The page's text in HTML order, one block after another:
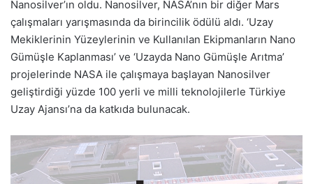
Nanosilver’ın oldu. Nanosilver, NASA’nın bir diğer Mars
çalışmaları yarışmasında da birincilik ödülü aldı. ‘Uzay
Mekiklerinin Yüzeylerinin ve Kullanılan Ekipmanların Nano
Gümüşle Kaplanması’ ve ‘Uzayda Nano Gümüşle Arıtma’
projelerinde NASA ile çalışmaya başlayan Nanosilver
geliştirdiği yüzde 100 yerli ve milli teknolojilerle Türkiye
Uzay Ajansı’na da katkıda bulunacak.